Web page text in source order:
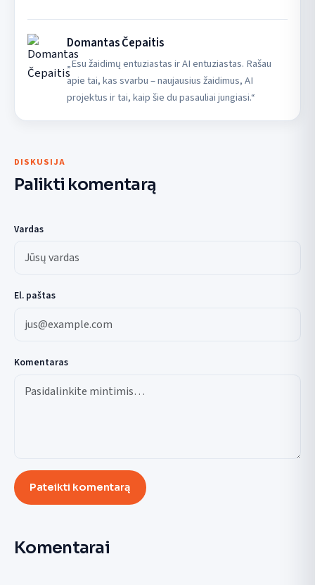
Domantas Čepaitis
„Esu žaidimų entuziastas ir AI entuziastas. Rašau
apie tai, kas svarbu – naujausius žaidimus, AI
projektus ir tai, kaip šie du pasauliai jungiasi.“
DISKUSIJA
Palikti komentarą
Vardas
El. paštas
Komentaras
Pateikti komentarą
Komentarai